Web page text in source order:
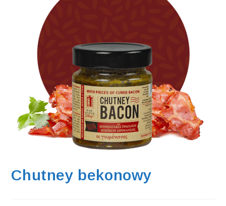
Chutney bekonowy